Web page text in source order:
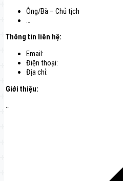
Ông/Bà – Chủ tịch
…
Thông tin liên hệ:
Email:
Điện thoại:
Địa chỉ:
Giới thiệu:
…